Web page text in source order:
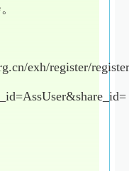
exh/register/